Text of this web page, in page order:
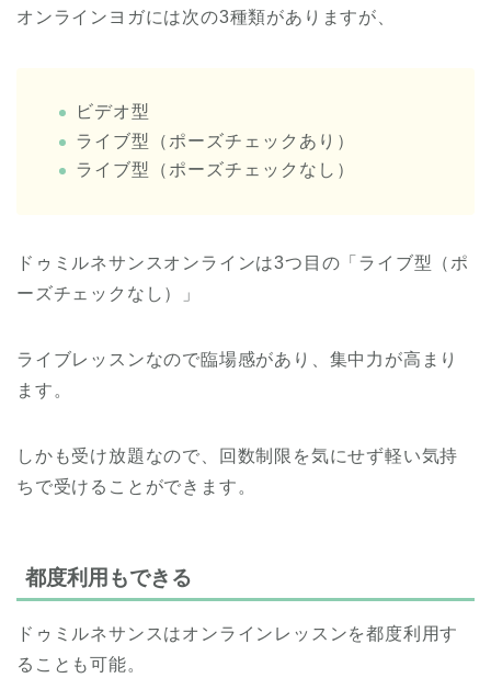
オンラインヨガには次の3種類がありますが、
ビデオ型
ライブ型（ポーズチェックあり）
ライブ型（ポーズチェックなし）
ドゥミルネサンスオンラインは3つ目の「ライブ型（ポ
ーズチェックなし）」
ライブレッスンなので臨場感があり、集中力が高まり
ます。
しかも受け放題なので、回数制限を気にせず軽い気持
ちで受けることができます。
都度利用もできる
ドゥミルネサンスはオンラインレッスンを都度利用す
ることも可能。